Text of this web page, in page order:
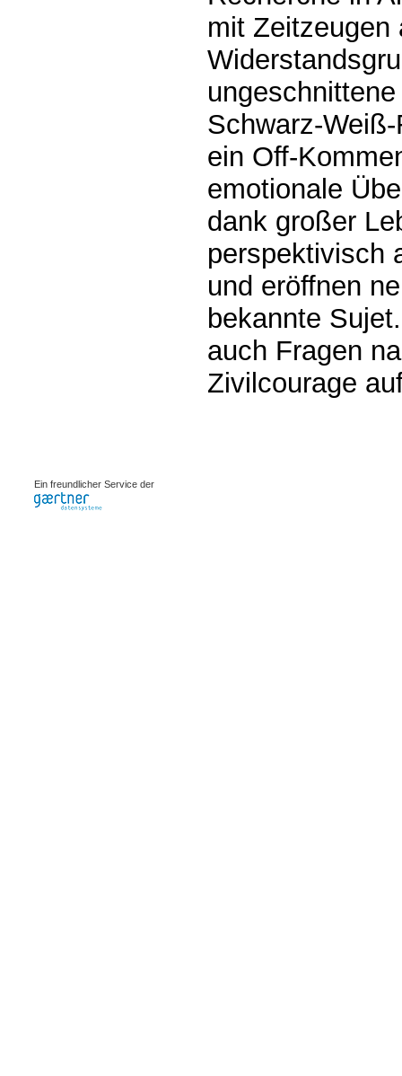
mit Zeitzeugen
Schwarz-
ein Off-
emotionale
dank großer
perspektivisch
und eröffnen
bekannte
auch Fragen
Zivilcourage
Ein freundlicher Service der